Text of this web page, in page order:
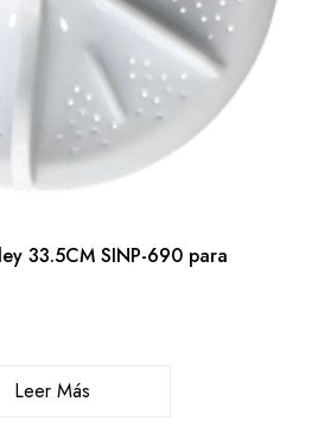
33.5CM SINP-690 para
Leer Más